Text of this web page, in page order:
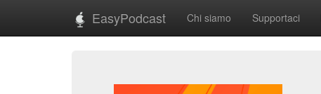
EasyPodcast Chi siamo Supportaci